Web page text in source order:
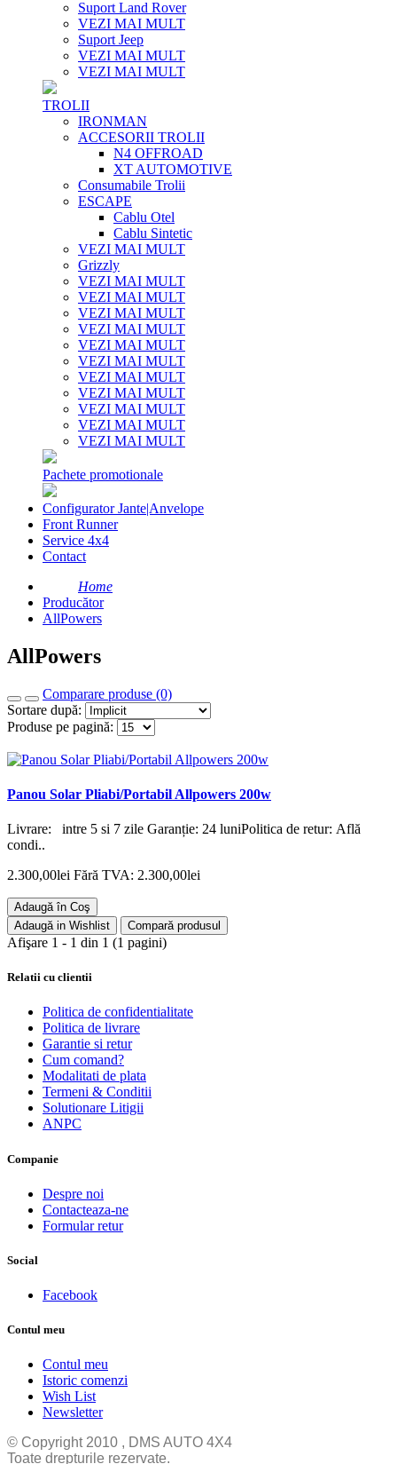
Suport Land Rover
VEZI MAI MULT
Suport Jeep
VEZI MAI MULT
VEZI MAI MULT
TROLII
IRONMAN
ACCESORII TROLII
N4 OFFROAD
XT AUTOMOTIVE
Consumabile Trolii
ESCAPE
Cablu Otel
Cablu Sintetic
VEZI MAI MULT
Grizzly
VEZI MAI MULT
VEZI MAI MULT
VEZI MAI MULT
VEZI MAI MULT
VEZI MAI MULT
VEZI MAI MULT
VEZI MAI MULT
VEZI MAI MULT
VEZI MAI MULT
VEZI MAI MULT
VEZI MAI MULT
Pachete promotionale
Configurator Jante|Anvelope
Front Runner
Service 4x4
Contact
Home
Producător
AllPowers
AllPowers
Comparare produse (0)
Sortare după:
Produse pe pagină:
Panou Solar Pliabi/Portabil Allpowers 200w
Livrare: intre 5 si 7 zile Garanție: 24 luniPolitica de retur: Află
condi..
2.300,00lei Fără TVA: 2.300,00lei
Adaugă în Coş
Adaugă in Wishlist
Compară produsul
Afişare 1 - 1 din 1 (1 pagini)
Relatii cu clientii
Politica de confidentialitate
Politica de livrare
Garantie si retur
Cum comand?
Modalitati de plata
Termeni & Conditii
Solutionare Litigii
ANPC
Companie
Despre noi
Contacteaza-ne
Formular retur
Social
Facebook
Contul meu
Contul meu
Istoric comenzi
Wish List
Newsletter
© Copyright 2010 , DMS AUTO 4X4
Toate drepturile rezervate.